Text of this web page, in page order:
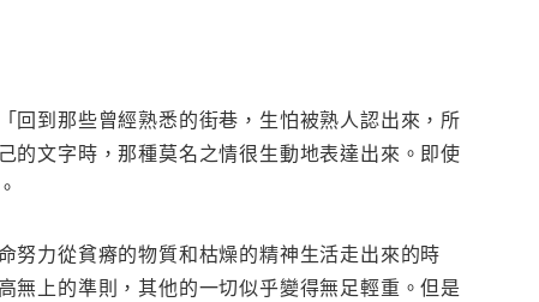
回到那些曾經熟悉的街巷，生怕被熟人認出來，所
的文字時，那種莫名之情很生動地表達出來。即使
努力從貧瘠的物質和枯燥的精神生活走出來的時
無上的準則，其他的一切似乎變得無足輕重。但是